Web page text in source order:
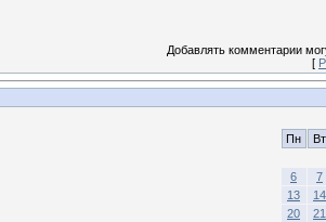
Добавлять комментарии
[
Пн Вт
6
7
13
14
20
21